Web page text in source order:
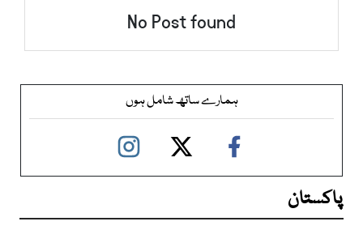
No Post found
ہمارے ساتھ شامل ہوں
پاکستان